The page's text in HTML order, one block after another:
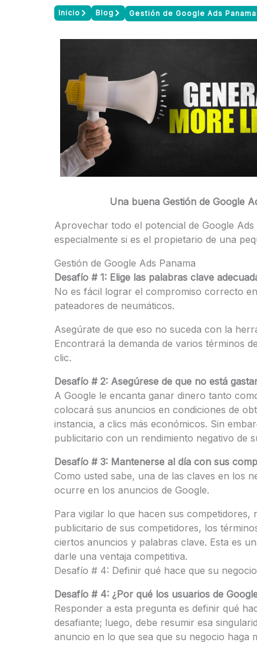
Inicio Blog Gestión de Google Ads Panama
Una buena Gestión de Google
Aprovechar todo el potencial de Google
especialmente si es el propietario de una
Gestión de Google Ads Panama
Desafío # 1: Elige las palabras clave
No es fácil lograr el compromiso correcto
pateadores de neumáticos.
Asegúrate de que eso no suceda con la
Encontrará la demanda de varios términos
clic.
Desafío # 2: Asegúrese de que no está
A Google le encanta ganar dinero tanto
colocará sus anuncios en condiciones de
instancia, a clics más económicos. Sin
publicitario con un rendimiento negativo de
Desafío # 3: Mantenerse al día con sus
Como usted sabe, una de las claves en los
ocurre en los anuncios de Google.
Para vigilar lo que hacen sus
publicitario de sus competidores, los
ciertos anuncios y palabras clave. Esta es
darle una ventaja competitiva.
Desafío # 4: Definir qué hace que su
Desafío # 4: ¿Por qué los usuarios de
Responder a esta pregunta es definir qué
desafiante; luego, debe resumir esa
anuncio en lo que sea que su negocio haga